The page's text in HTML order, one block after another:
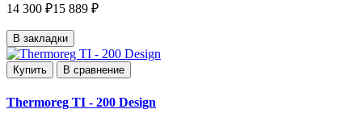
14 300 ₽15 889 ₽
В закладки
Купить В сравнение
Thermoreg TI - 200 Design